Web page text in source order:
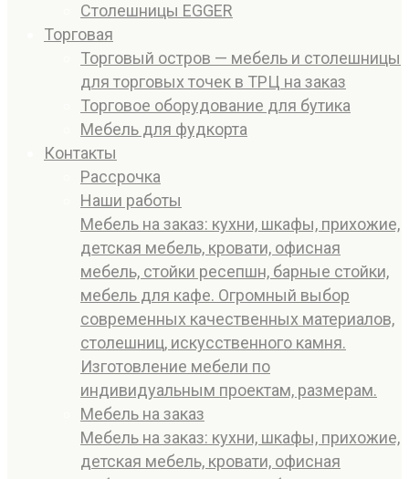
Столешницы EGGER
Торговая
Торговый остров — мебель и столешницы
для торговых точек в ТРЦ на заказ
Торговое оборудование для бутика
Мебель для фудкорта
Контакты
Рассрочка
Наши работы
Мебель на заказ: кухни, шкафы, прихожие,
детская мебель, кровати, офисная
мебель, стойки ресепшн, барные стойки,
мебель для кафе. Огромный выбор
современных качественных материалов,
столешниц, искусственного камня.
Изготовление мебели по
индивидуальным проектам, размерам.
Мебель на заказ
Мебель на заказ: кухни, шкафы, прихожие,
детская мебель, кровати, офисная